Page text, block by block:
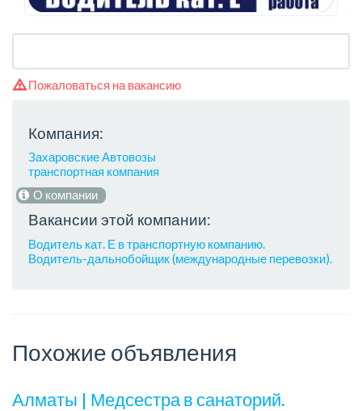
Пожаловаться на вакансию
Компания:
Захаровские Автовозы
транспортная компания
О компании
Вакансии этой компании:
Водитель кат. Е в транспортную компанию.
Водитель-дальнобойщик (международные перевозки).
Похожие объявления
Алматы | Медсестра в санаторий.